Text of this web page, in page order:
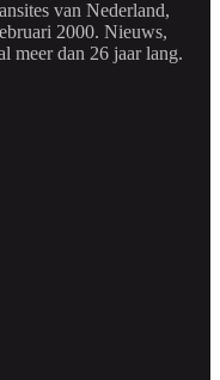
van Nederland,
2000. Nieuws,
meer dan 26 jaar lang.